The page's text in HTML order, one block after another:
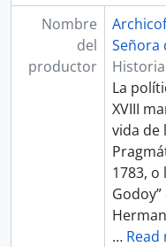
Nombre
del
productor
Señora
La
XVIII
vida de
1783,
… Read